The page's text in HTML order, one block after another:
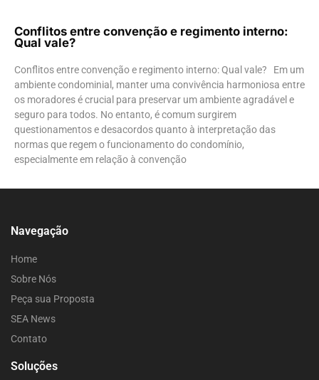
Conflitos entre convenção e regimento interno:
Qual vale?
Conflitos entre convenção e regimento interno: Qual vale? Em um
ambiente condominial, manter uma convivência harmoniosa entre
os moradores é crucial para preservar um ambiente agradável e
seguro para todos. No entanto, é comum surgirem
questionamentos e desacordos quanto à interpretação das
normas que regem o funcionamento do condomínio,
especialmente em relação à convenção
Navegação
Home
Sobre Nós
Peça sua Proposta
SEA News
Contato
Soluções